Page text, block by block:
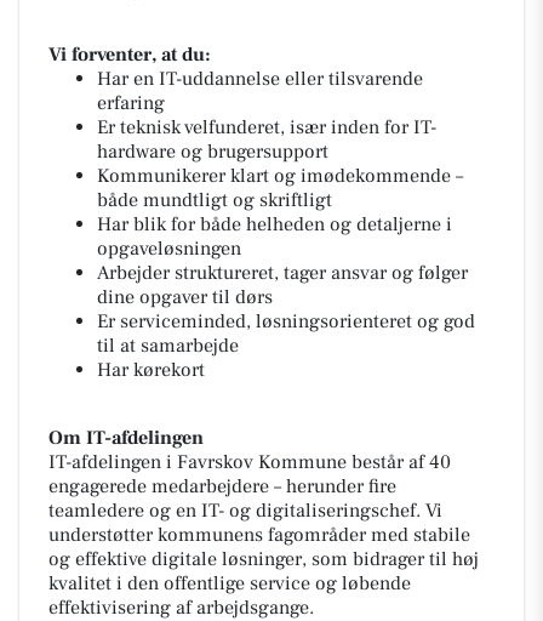
Vi forventer, at du:
Har en IT-uddannelse eller tilsvarende
erfaring
Er teknisk velfunderet, især inden for IT-
hardware og brugersupport
Kommunikerer klart og imødekommende –
både mundtligt og skriftligt
Har blik for både helheden og detaljerne i
opgaveløsningen
Arbejder struktureret, tager ansvar og følger
dine opgaver til dørs
Er serviceminded, løsningsorienteret og god
til at samarbejde
Har kørekort
Om IT-afdelingen
IT-afdelingen i Favrskov Kommune består af 40
engagerede medarbejdere – herunder fire
teamledere og en IT- og digitaliseringschef. Vi
understøtter kommunens fagområder med stabile
og effektive digitale løsninger, som bidrager til høj
kvalitet i den offentlige service og løbende
effektivisering af arbejdsgange.